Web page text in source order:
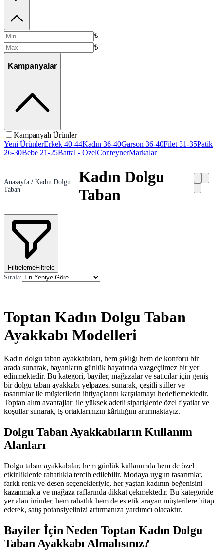
₺
₺
Kampanyalar
Kampanyalı Ürünler
Yeni ÜrünlerErkek 40-44Kadın 36-40Garson 36-40Filet 31-35Patik
26-30Bebe 21-25Battal - ÖzelConteynerMarkalar
Anasayfa / Kadın Dolgu
Taban
Kadın Dolgu
Taban
FiltrelemeFiltrele
Sırala:
Toptan Kadın Dolgu Taban
Ayakkabı Modelleri
Kadın dolgu taban ayakkabıları, hem şıklığı hem de konforu bir
arada sunarak, bayanların günlük hayatında vazgeçilmez bir yer
edinmektedir. Bu kategori, bayiler, mağazalar ve satıcılar için geniş
bir dolgu taban ayakkabı yelpazesi sunarak, çeşitli stiller ve
tasarımlar ile müşterilerin ihtiyaçlarını karşılamayı hedeflemektedir.
Toptan alım avantajları ile yüksek adetli siparişlerde özel fiyatlar ve
koşullar sunarak, iş ortaklarınızın kârlılığını artırmaktayız.
Dolgu Taban Ayakkabıların Kullanım
Alanları
Dolgu taban ayakkabılar, hem günlük kullanımda hem de özel
etkinliklerde rahatlıkla tercih edilebilir. Modaya uygun tasarımlar,
farklı renk ve desen seçenekleriyle, her yaştan kadının beğenisini
kazanmakta ve mağaza raflarında dikkat çekmektedir. Bu kategoride
yer alan ürünler, hem rahatlık hem de estetik arayan müşterilere hitap
ederek, satış potansiyelinizi artırmanıza yardımcı olacaktır.
Bayiler İçin Neden Toptan Kadın Dolgu
Taban Ayakkabı Almalısınız?